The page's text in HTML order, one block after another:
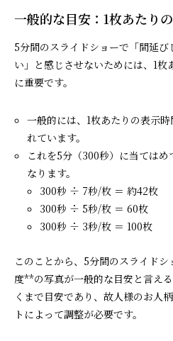
一般的な目安：1枚あたり
5分間のスライドショーで「間延び
い」と感じさせないためには、1
に重要です。
一般的には、1枚あたりの表示
れています。
これを5分（300秒）に当ては
なります。
300秒 ÷ 7秒/枚 ＝ 約42枚
300秒 ÷ 5秒/枚 ＝ 60枚
300秒 ÷ 3秒/枚 ＝ 100枚
このことから、5分間のスライド
度**の写真が一般的な目安と言え
くまで目安であり、故人様のお人
トによって調整が必要です。